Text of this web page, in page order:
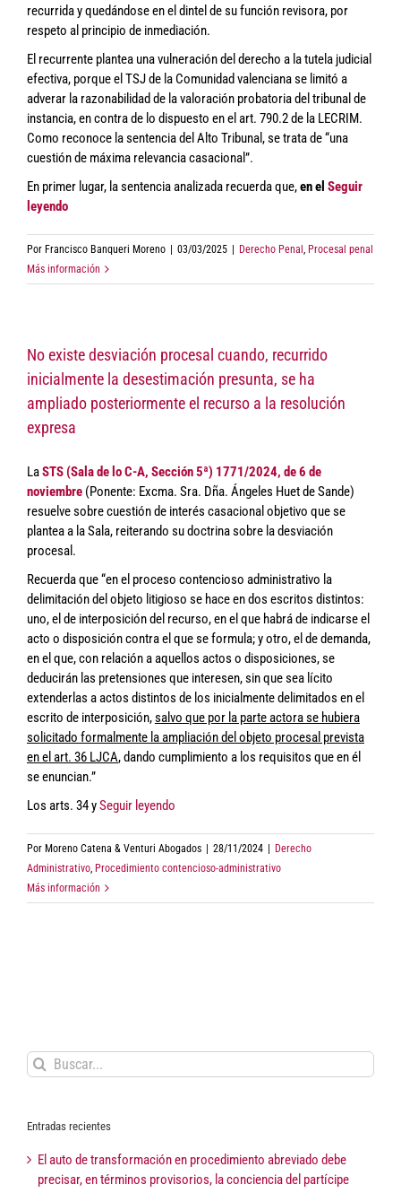
recurrida y quedándose en el dintel de su función revisora, por
respeto al principio de inmediación.
El recurrente plantea una vulneración del derecho a la tutela judicial
efectiva, porque el TSJ de la Comunidad valenciana se limitó a
adverar la razonabilidad de la valoración probatoria del tribunal de
instancia, en contra de lo dispuesto en el art. 790.2 de la LECRIM.
Como reconoce la sentencia del Alto Tribunal, se trata de “una
cuestión de máxima relevancia casacional”.
En primer lugar, la sentencia analizada recuerda que,en el Seguir
leyendo
Por Francisco Banqueri Moreno | 03/03/2025 | Derecho Penal Procesal penal
Más información
No existe desviación procesal cuando, recurrido
inicialmente la desestimación presunta, se ha
ampliado posteriormente el recurso a la resolución
expresa
LaSTS (Sala de lo C-A, Sección 5ª) 1771/2024, de 6 de
noviembre (Ponente: Excma. Sra. Dña. Ángeles Huet de Sande)
resuelve sobre cuestión de interés casacional objetivo que se
plantea a la Sala, reiterando su doctrina sobre la desviación
procesal.
Recuerda que “en el proceso contencioso administrativo la
delimitación del objeto litigioso se hace en dos escritos distintos:
uno, el de interposición del recurso, en el que habrá de indicarse el
acto o disposición contra el que se formula; y otro, el de demanda,
en el que, con relación a aquellos actos o disposiciones, se
deducirán las pretensiones que interesen, sin que sea lícito
extenderlas a actos distintos de los inicialmente delimitados en el
escrito de interposición,salvo que por la parte actora se hubiera
solicitado formalmente la ampliación del objeto procesal prevista
en el art. 36 LJCA, dando cumplimiento a los requisitos que en él
se enuncian.”
Los arts. 34 ySeguir leyendo
Por Moreno Catena & Venturi Abogados | 28/11/2024 | Derecho
Administrativo Procedimiento contencioso-administrativo
Más información
Buscar:
Entradas recientes
El auto de transformación en procedimiento abreviado debe
precisar, en términos provisorios, la conciencia del partícipe